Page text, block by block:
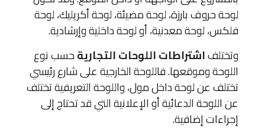
لوحة حروف بارزة، لوحة مضيئة، لوحة أكريليك، لوحة
فلكس، لوحة معدنية، أو لوحة داخلية وإرشادية.
وتختلفاشتراطات اللوحات التجاريةحسب نوع
اللوحة وموقعها. فاللوحة الخارجية على شارع رئيسي
تختلف عن لوحة داخل مول، واللوحة التعريفية تختلف
عن اللوحة الدعائية أو الإعلانية التي قد تحتاج إلى
إجراءات إضافية.